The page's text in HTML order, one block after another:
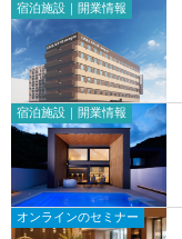
宿泊施設｜開業情報
宿泊施設｜開業情報
オンラインのセミナー